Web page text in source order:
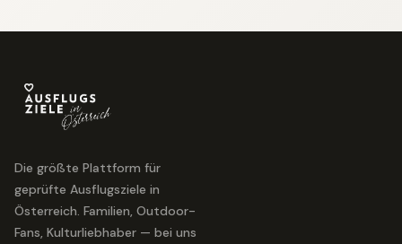
Die größte Plattform für
geprüfte Ausflugsziele in
Österreich. Familien, Outdoor-
Fans, Kulturliebhaber — bei uns